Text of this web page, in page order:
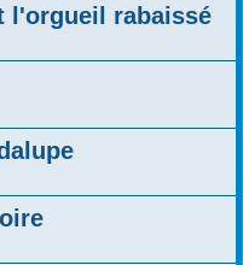
l'orgueil rabaissé